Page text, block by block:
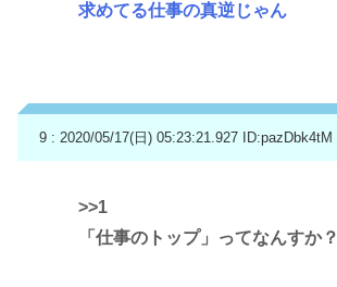
求めてる仕事の真逆じゃん
9 : 2020/05/17(日) 05:23:21.927 ID:pazDbk4tM
>>1
「仕事のトップ」ってなんすか？